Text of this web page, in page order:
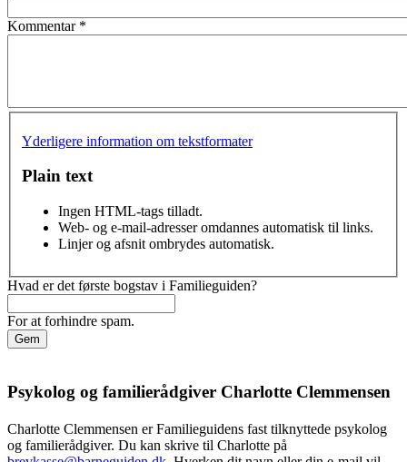
Kommentar *
Yderligere information om tekstformater
Plain text
Ingen HTML-tags tilladt.
Web- og e-mail-adresser omdannes automatisk til links.
Linjer og afsnit ombrydes automatisk.
Hvad er det første bogstav i Familieguiden?
For at forhindre spam.
Psykolog og familierådgiver Charlotte Clemmensen
Charlotte Clemmensen er Familieguidens fast tilknyttede psykolog
og familierådgiver. Du kan skrive til Charlotte på